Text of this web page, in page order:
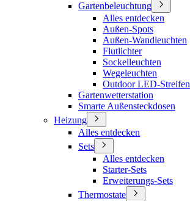
Gartenbeleuchtung
Alles entdecken
Außen-Spots
Außen-Wandleuchten
Flutlichter
Sockelleuchten
Wegeleuchten
Outdoor LED-Streifen
Gartenwetterstation
Smarte Außensteckdosen
Heizung
Alles entdecken
Sets
Alles entdecken
Starter-Sets
Erweiterungs-Sets
Thermostate